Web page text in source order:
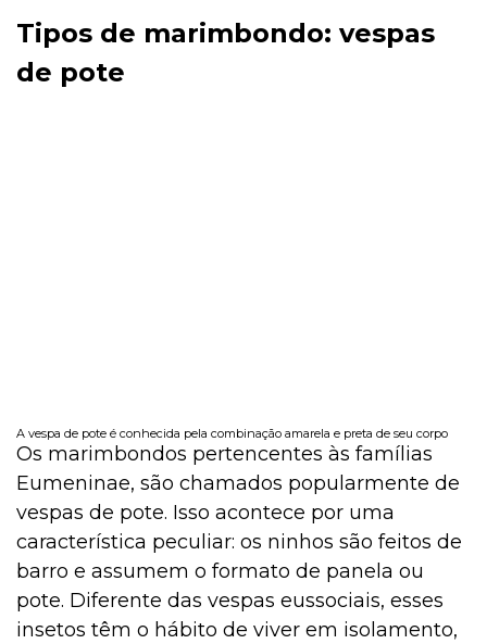
Tipos de marimbondo: vespas
de pote
A vespa de pote é conhecida pela combinação amarela e preta de seu corpo
Os marimbondos pertencentes às famílias
Eumeninae, são chamados popularmente de
vespas de pote. Isso acontece por uma
característica peculiar: os ninhos são feitos de
barro e assumem o formato de panela ou
pote. Diferente das vespas eussociais, esses
insetos têm o hábito de viver em isolamento,